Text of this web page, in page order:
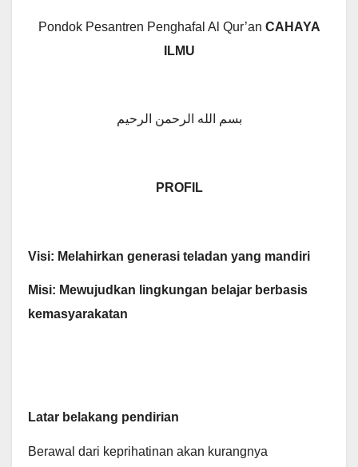
Pondok Pesantren Penghafal Al Qur’an CAHAYA
ILMU
بسم الله الرحمن الرحيم
PROFIL
Visi: Melahirkan generasi teladan yang mandiri
Misi: Mewujudkan lingkungan belajar berbasis
kemasyarakatan
Latar belakang pendirian
Berawal dari keprihatinan akan kurangnya